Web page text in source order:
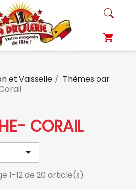
shopping_cart
et Vaisselle
Thèmes par
CORAIL

1-12 de 20 article(s)